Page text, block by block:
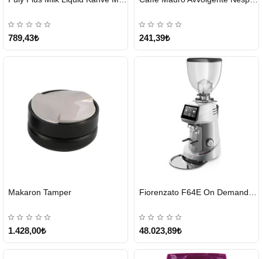
789,43₺ 241,39₺
Makaron Tamper
1.428,00₺
GÖNDERİ
48.023,89₺